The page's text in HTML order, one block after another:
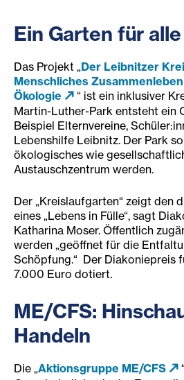
Ein Garten für alle
Das Projekt „Der Leibnitzer
Menschliches
Ökologie
“ ist ein inklusiver
Martin-Luther-Park entsteht ein
Beispiel Elternvereine,
Lebenshilfe Leibnitz. Der Park
ökologisches wie
Austauschzentrum werden.
Der „Kreislaufgarten“ zeigt den
eines „Lebens in Fülle“, sagt
Katharina Moser. Öffentlich
werden „geöffnet für die
Schöpfung.“ Der Diakoniepreis
7.000 Euro dotiert.
ME/CFS:
Handeln
Die „Aktionsgruppe ME/CFS